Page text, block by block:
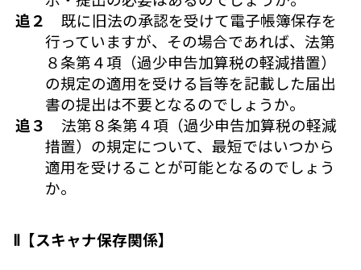
追２
既に旧法の承認を受けて電子帳簿保存を
行っていますが、その場合であれば、法第
８条第４項（過少申告加算税の軽減措置）
の規定の適用を受ける旨等を記載した届出
書の提出は不要となるのでしょうか。
追３
法第８条第４項（過少申告加算税の軽減
措置）の規定について、最短ではいつから
適用を受けることが可能となるのでしょう
か。
Ⅱ【スキャナ保存関係】